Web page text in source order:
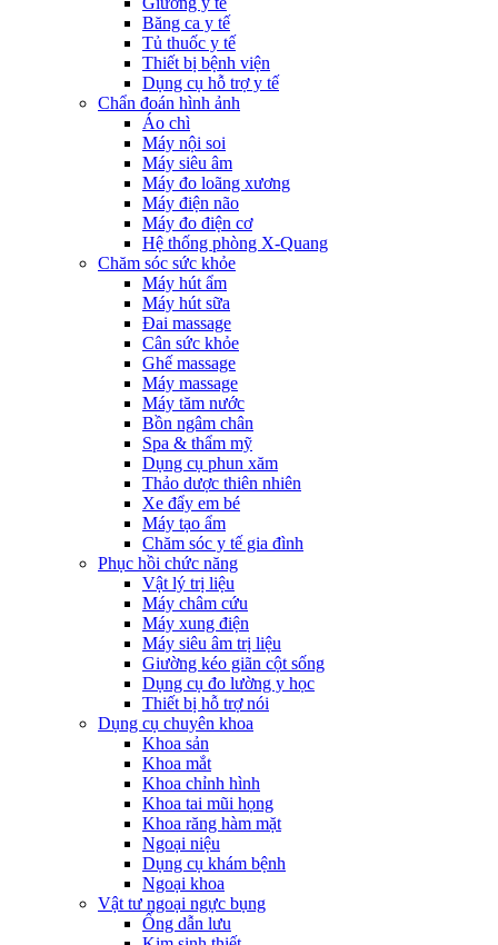
Băng ca y tế
Tủ thuốc y tế
Thiết bị bệnh viện
Dụng cụ hỗ trợ y tế
Chẩn đoán hình ảnh
Áo chì
Máy nội soi
Máy siêu âm
Máy đo loãng xương
Máy điện não
Máy đo điện cơ
Hệ thống phòng X-Quang
Chăm sóc sức khỏe
Máy hút ẩm
Máy hút sữa
Đai massage
Cân sức khỏe
Ghế massage
Máy massage
Máy tăm nước
Bồn ngâm chân
Spa & thẩm mỹ
Dụng cụ phun xăm
Thảo dược thiên nhiên
Xe đẩy em bé
Máy tạo ẩm
Chăm sóc y tế gia đình
Phục hồi chức năng
Vật lý trị liệu
Máy châm cứu
Máy xung điện
Máy siêu âm trị liệu
Giường kéo giãn cột sống
Dụng cụ đo lường y học
Thiết bị hỗ trợ nói
Dụng cụ chuyên khoa
Khoa sản
Khoa mắt
Khoa chỉnh hình
Khoa tai mũi họng
Khoa răng hàm mặt
Ngoại niệu
Dụng cụ khám bệnh
Ngoại khoa
Vật tư ngoại ngực bụng
Ống dẫn lưu